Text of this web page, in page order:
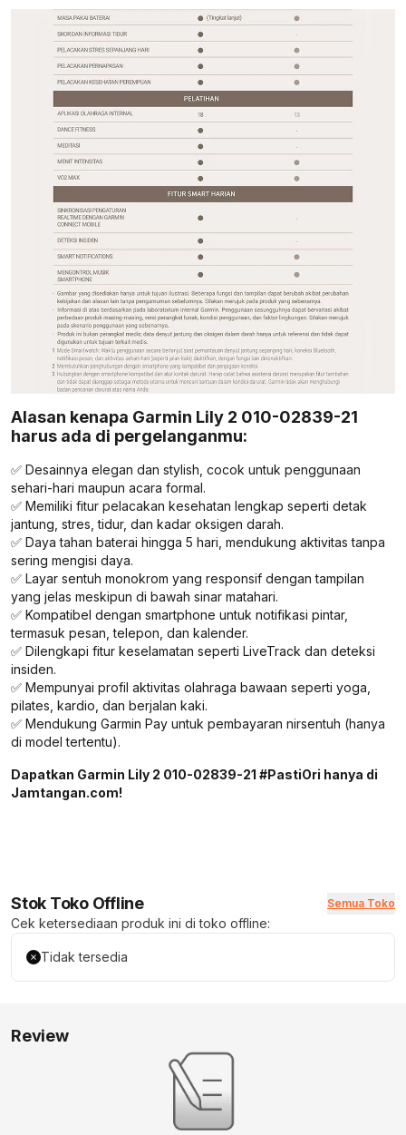
Alasan kenapa Garmin Lily 2 010-02839-21
harus ada di pergelanganmu:
✅ Desainnya elegan dan stylish, cocok untuk penggunaan
sehari-hari maupun acara formal.
✅ Memiliki fitur pelacakan kesehatan lengkap seperti detak
jantung, stres, tidur, dan kadar oksigen darah.
✅ Daya tahan baterai hingga 5 hari, mendukung aktivitas tanpa
sering mengisi daya.
✅ Layar sentuh monokrom yang responsif dengan tampilan
yang jelas meskipun di bawah sinar matahari.
✅ Kompatibel dengan smartphone untuk notifikasi pintar,
termasuk pesan, telepon, dan kalender.
✅ Dilengkapi fitur keselamatan seperti LiveTrack dan deteksi
insiden.
✅ Mempunyai profil aktivitas olahraga bawaan seperti yoga,
pilates, kardio, dan berjalan kaki.
✅ Mendukung Garmin Pay untuk pembayaran nirsentuh (hanya
di model tertentu).
Dapatkan Garmin Lily 2 010-02839-21 #PastiOri hanya di
Jamtangan.com!
Stok Toko Offline Semua Toko
Cek ketersediaan produk ini di toko offline:
Tidak tersedia
Review